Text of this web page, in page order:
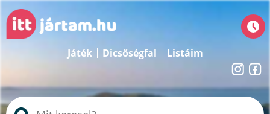
Játék Dicsőségfal Listáim